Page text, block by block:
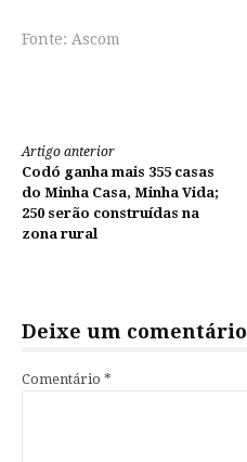
Fonte: Ascom
Continue
lendo
Artigo anterior
Codó ganha mais 355 casas
do Minha Casa, Minha Vida;
250 serão construídas na
zona rural
Deixe um comentário
Comentário *